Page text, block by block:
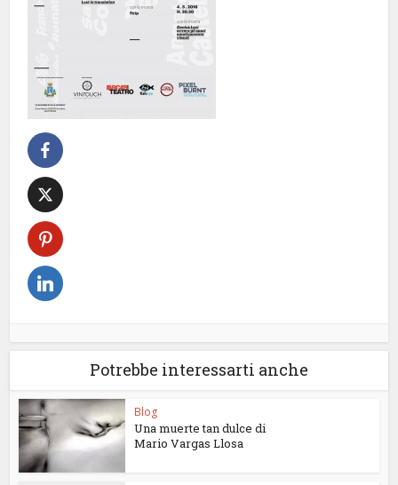
Potrebbe interessarti anche
Blog
Una muerte tan dulce di
Mario Vargas Llosa